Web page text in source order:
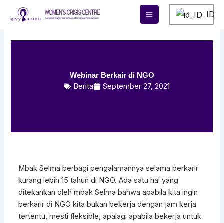
Lewati
ID
Webinar Berkair di NGO
Berita September 27, 2021
Mbak Selma berbagi pengalamannya selama berkarir
kurang lebih 15 tahun di NGO. Ada satu hal yang
ditekankan oleh mbak Selma bahwa apabila kita ingin
berkarir di NGO kita bukan bekerja dengan jam kerja
tertentu, mesti fleksible, apalagi apabila bekerja untuk